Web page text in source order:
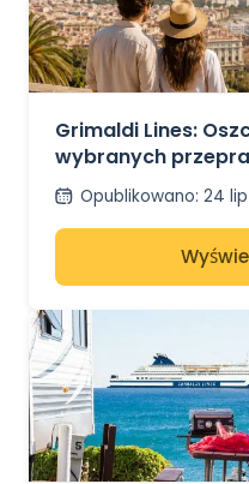
Grimaldi Lines:
wybranych
Sardynię, Sycylię i
Opublikowano: 24